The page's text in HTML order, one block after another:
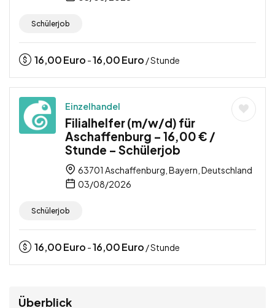
Schülerjob
16,00Euro -16,00Euro / Stunde
Einzelhandel
Filialhelfer (m/w/d) für
Aschaffenburg – 16,00 € /
Stunde – Schülerjob
63701 Aschaffenburg, Bayern, Deutschland
03/08/2026
Schülerjob
16,00Euro -16,00Euro / Stunde
Überblick